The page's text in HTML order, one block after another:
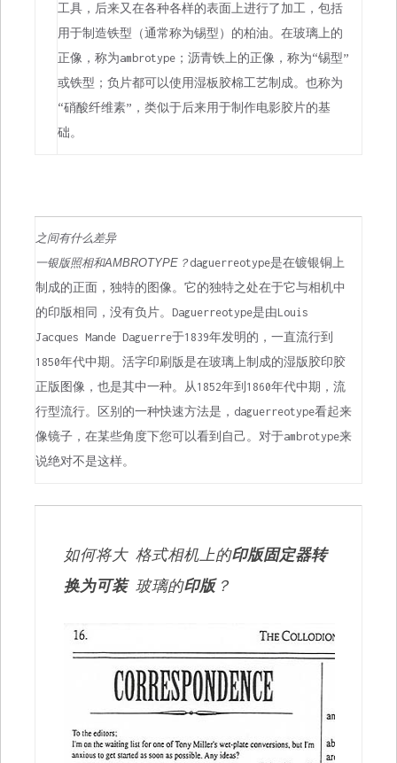
工具，后来又在各种各样的表面上进行了加工，包括
用于制造铁型（通常称为锡型）的柏油。在玻璃上的
正像，称为ambrotype；沥青铁上的正像，称为“锡型”
或铁型；负片都可以使用湿板胶棉工艺制成。也称为
“硝酸纤维素”，类似于后来用于制作电影胶片的基
础。
之间有什么差异
一银版照相和AMBROTYPE？ daguerreotype是在镀银铜上
制成的正面，独特的图像。它的独特之处在于它与相机中
的印版相同，没有负片。Daguerreotype是由Louis
Jacques Mande Daguerre于1839年发明的，一直流行到
1850年代中期。活字印刷版是在玻璃上制成的湿版胶印胶
正版图像，也是其中一种。从1852年到1860年代中期，流
行型流行。区别的一种快速方法是，daguerreotype看起来
像镜子，在某些角度下您可以看到自己。对于ambrotype来
说绝对不是这样。
如何将大 格式相机上的印版固定器转
换为可装玻璃的印版？